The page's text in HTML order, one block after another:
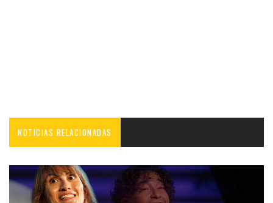
NOTICIAS RELACIONADAS